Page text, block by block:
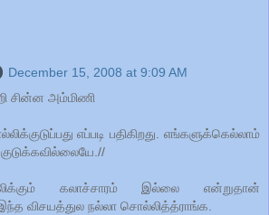
December 15, 2008 at 9:09 AM
சின்ன அம்மிணி
எப்படி பதிகிறது. எங்களுக்கெல்லாம்
கலாச்சாரம் இல்லை என்றுதான்
விசயத்துல நல்லா சொல்லித்த்ராங்க.